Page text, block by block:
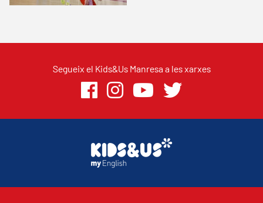
Segueix el Kids&Us Manresa a les xarxes